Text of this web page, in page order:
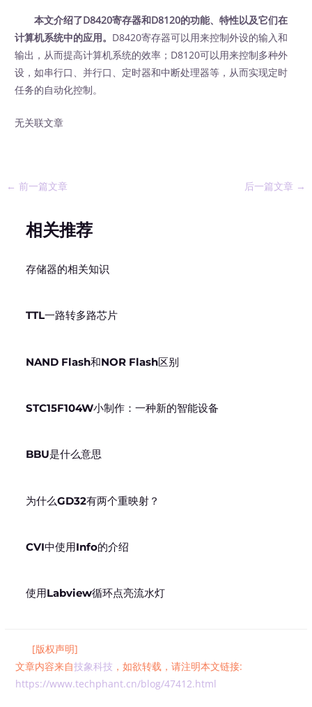
本文介绍了D8420寄存器和D8120的功能、特性以及它们在
计算机系统中的应用。 D8420寄存器可以用来控制外设的输入和
输出，从而提高计算机系统的效率；D8120可以用来控制多种外
设，如串行口、并行口、定时器和中断处理器等，从而实现定时
任务的自动化控制。
无关联文章
← 前一篇文章 后一篇文章 →
相关推荐
存储器的相关知识
TTL一路转多路芯片
NAND Flash和NOR Flash区别
STC15F104W小制作：一种新的智能设备
BBU是什么意思
为什么GD32有两个重映射？
CVI中使用Info的介绍
使用Labview循环点亮流水灯
[版权声明]
文章内容来自技象科技 ，如欲转载，请注明本文链接:
https://www.techphant.cn/blog/47412.html